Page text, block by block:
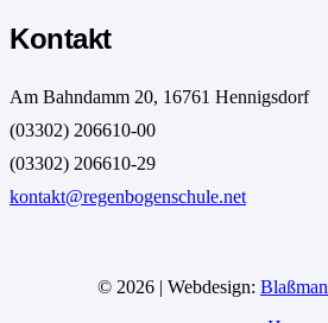
Kontakt
Am Bahndamm 20, 16761 Hennigsdorf
(03302) 206610-00
(03302) 206610-29
kontakt@regenbogenschule.net
© 2026 | Webdesign: